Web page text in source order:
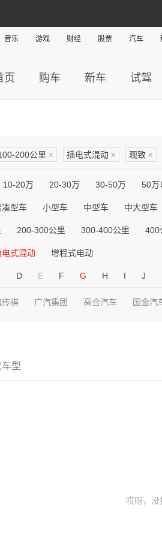
音乐 游戏 财经 股票 汽车
页 购车 新车 试驾
200公里 × 插电式混动 × 观致 ×
10-20万 20-30万 30-50万 50万
凑型车 小型车 中型车 中大型车
200-300公里 300-400公里 400
电式混动 增程式电动
D E F G H I J
传祺 广汽集团 高合汽车 国金汽
型
哎呀，